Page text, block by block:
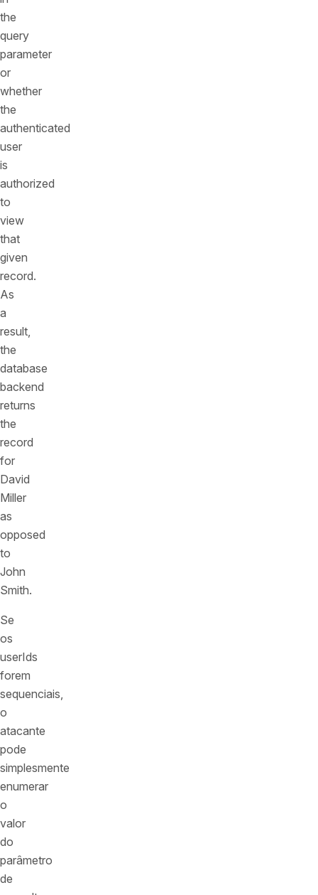
the
query
parameter
or
whether
the
authenticated
user
is
authorized
to
view
that
given
record.
As
a
result,
the
database
backend
returns
the
record
for
David
Miller
as
opposed
to
John
Smith.
Se
os
userIds
forem
sequenciais,
o
atacante
pode
simplesmente
enumerar
o
valor
do
parâmetro
de